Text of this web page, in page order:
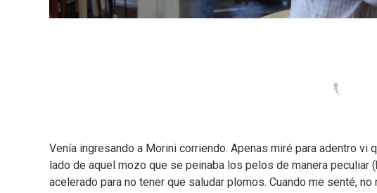
Venía ingresando a Morini corriendo. Apenas miré para adentro vi
lado de aquel mozo que se peinaba los pelos de manera
acelerado para no tener que saludar plomos. Cuando me senté,